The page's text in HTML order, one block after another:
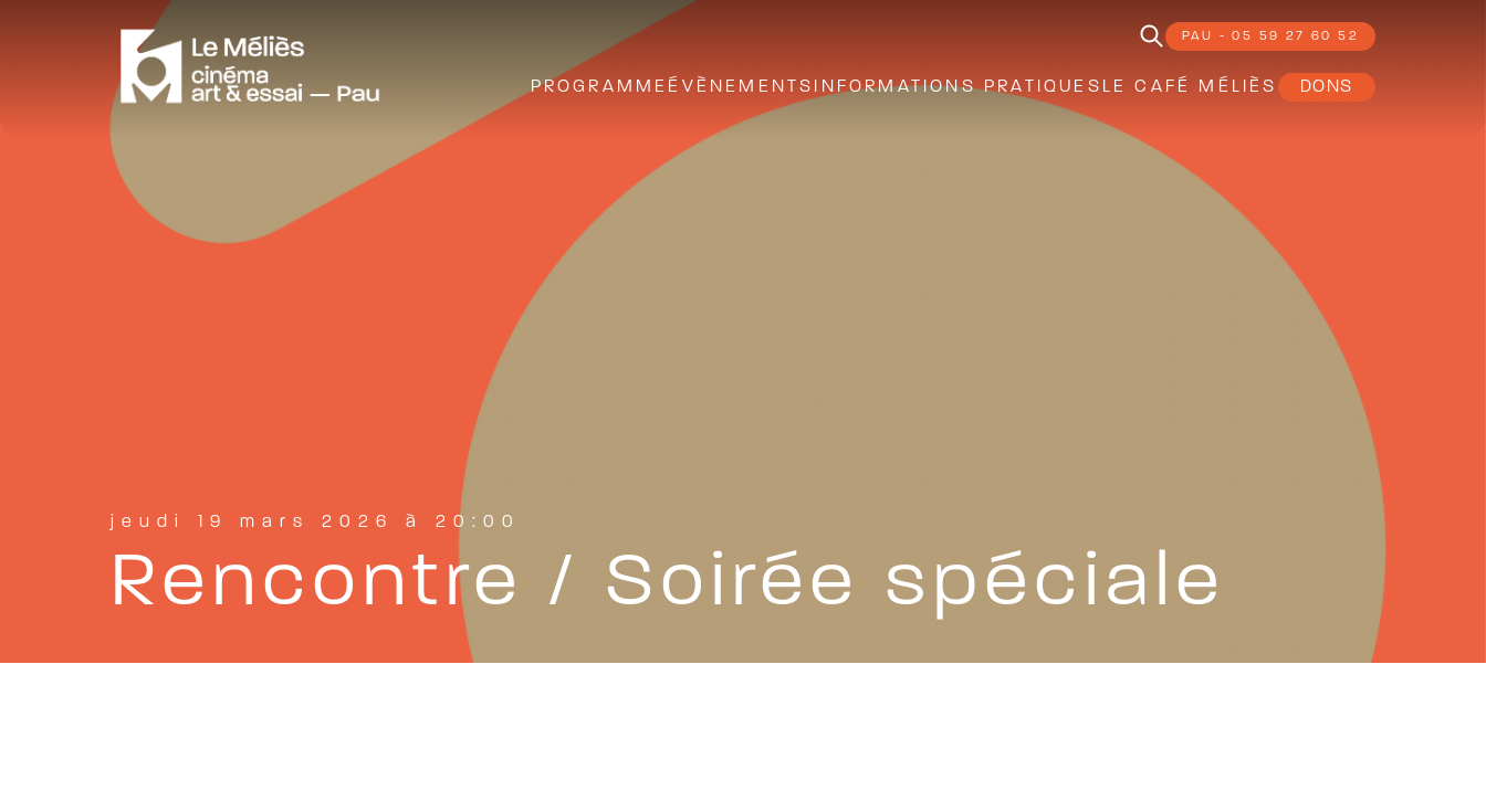
PAU - 05 59 27 60 52
PROGRAMME ÉVÈNEMENTS INFORMATIONS PRATIQUES LE CAFÉ MÉLIÈS DONS
jeudi 19 mars 2026 à 20:00
Rencontre / Soirée spéciale